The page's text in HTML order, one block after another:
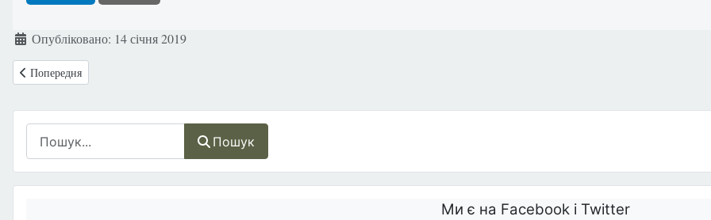
Пошук
Ми є на Facebook і Twitter
ДеталіОпубліковано: 14 січня 2019
Попередня стаття: 22-тижневі близнюки — серйозне свідчення проти абортів
Попередня